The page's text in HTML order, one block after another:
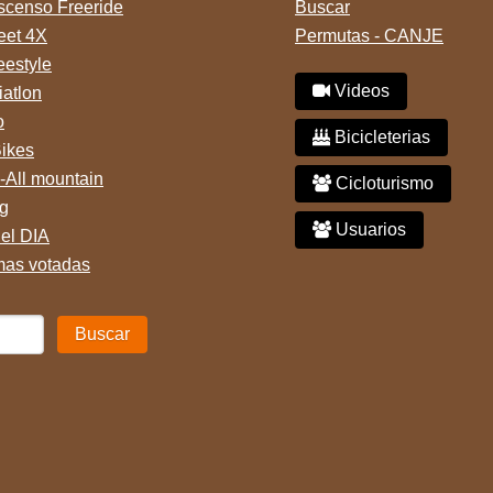
Freeride
4X
All mountain
DIA
votadas
Buscar
Permutas - CANJE
Videos
Bicicleterias
Cicloturismo
Usuarios
Buscar